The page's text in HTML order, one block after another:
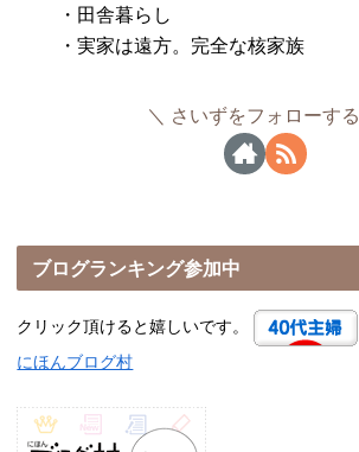
・田舎暮らし
・実家は遠方。完全な核家族
さいずをフォローする
ブログランキング参加中
クリック頂けると嬉しいです。
にほんブログ村